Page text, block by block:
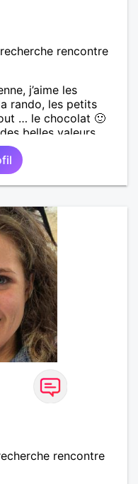
rencontre
j’aime les
rando, les petits
… le chocolat 🙂
belles valeurs,
rencontre, un
une belle histoire
vie peut nous offrir
à préciser, que je
rencontre